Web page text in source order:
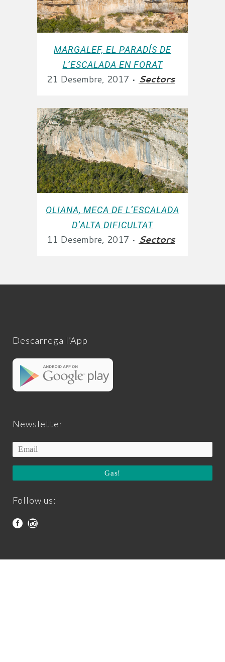
MARGALEF, EL PARADÍS DE
L’ESCALADA EN FORAT
21 Desembre, 2017 Sectors
OLIANA, MECA DE L’ESCALADA
D’ALTA DIFICULTAT
11 Desembre, 2017 Sectors
Descarrega l’App
Newsletter
Gas!
Follow us: